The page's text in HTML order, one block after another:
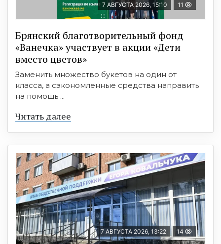
7 АВГУСТА 2026, 15:10 11
Брянский благотворительный фонд
«Ванечка» участвует в акции «Дети
вместо цветов»
Заменить множество букетов на один от
класса, а сэкономленные средства направить
на помощь ...
Читать далее
7 АВГУСТА 2026, 13:22 14